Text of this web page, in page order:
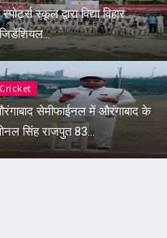
स्कूल द्वारा विद्या विहार
Cricket
सेमीफाईनल में औरंगाबाद के
सिंह राजपुत 83...